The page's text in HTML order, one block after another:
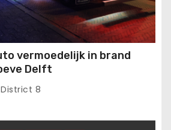
vermoedelijk in brand
Delft
District 8